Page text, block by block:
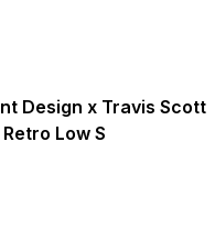
Design x Travis Scott
Low S